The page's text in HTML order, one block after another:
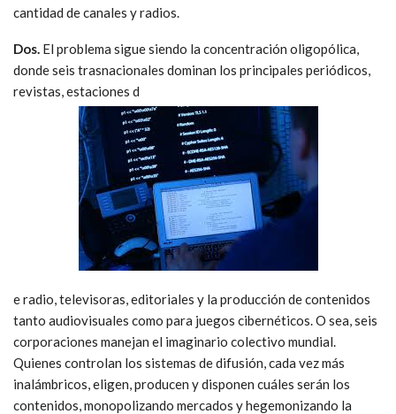
cantidad de canales y radios.
Dos. El problema sigue siendo la concentración oligopólica,
donde seis trasnacionales dominan los principales periódicos,
revistas, estaciones d
e radio, televisoras, editoriales y la producción de contenidos
tanto audiovisuales como para juegos cibernéticos. O sea, seis
corporaciones manejan el imaginario colectivo mundial.
Quienes controlan los sistemas de difusión, cada vez más
inalámbricos, eligen, producen y disponen cuáles serán los
contenidos, monopolizando mercados y hegemonizando la